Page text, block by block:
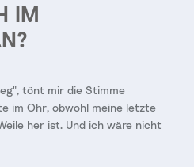
IM
tönt mir die Stimme
im Ohr, obwohl meine letzte
her ist. Und ich wäre nicht